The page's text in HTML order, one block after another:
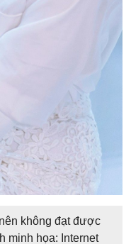
không đạt được
minh họa: Internet